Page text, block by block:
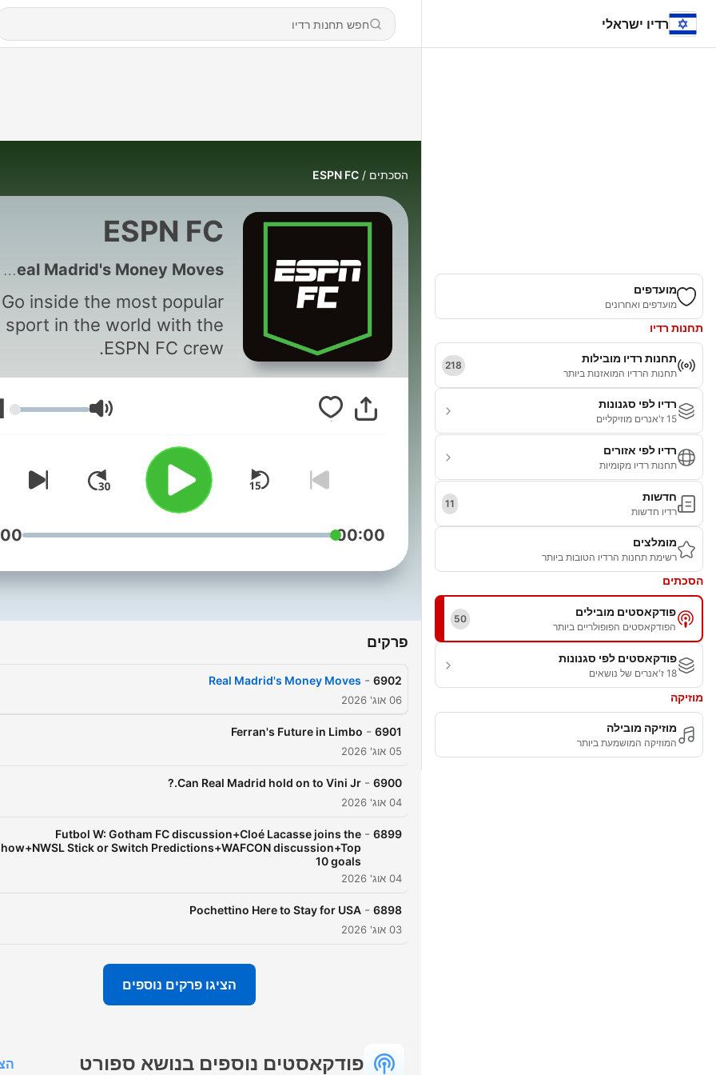
רדיו ישראלי
מועדפים
מועדפים ואחרונים
תחנות רדיו
תחנות רדיו מובילות
תחנות הרדיו המואזנות ביותר
218
רדיו לפי סגנונות
15 ז'אנרים מוזיקליים
רדיו לפי אזורים
תחנות רדיו מקומיות
חדשות
רדיו חדשות
11
מומלצים
רשימת תחנות הרדיו הטובות ביותר
הסכתים
פודקאסטים מובילים
הפודקאסטים הפופולריים ביותר
50
פודקאסטים לפי סגנונות
18 ז'אנרים של נושאים
מוזיקה
מוזיקה מובילה
המוזיקה המושמעת ביותר
הסכתים ESPN FC
ESPN FC
6902 - Real Madrid's Money Moves
Go inside the most popular
sport in the world with the
ESPN FC crew.
עוצמת שמע
00:00
פרקים
6902
-
Real Madrid's Money Moves
06 אוג' 2026
6901
-
Ferran's Future in Limbo
05 אוג' 2026
6900
-
Can Real Madrid hold on to Vini Jr.?
04 אוג' 2026
6899
-
Futbol W: Gotham FC discussion+Cloé Lacasse joins the
Stick or Switch Predictions+WAFCON discussion+Top
10 goals
04 אוג' 2026
6898
-
Pochettino Here to Stay for USA
03 אוג' 2026
הציגו פרקים נוספים
פודקאסטים נוספים בנושא ספורט